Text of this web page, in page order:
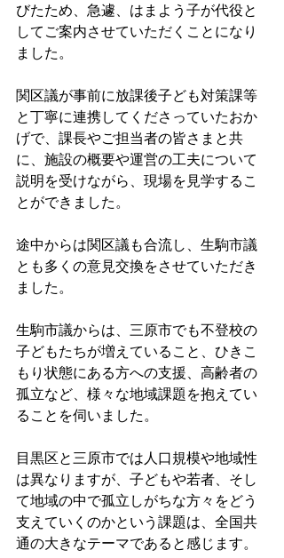
びたため、急遽、はまよう子が代役と
してご案内させていただくことになり
ました。
関区議が事前に放課後子ども対策課等
と丁寧に連携してくださっていたおか
げで、課長やご担当者の皆さまと共
に、施設の概要や運営の工夫について
説明を受けながら、現場を見学するこ
とができました。
途中からは関区議も合流し、生駒市議
とも多くの意見交換をさせていただき
ました。
生駒市議からは、三原市でも不登校の
子どもたちが増えていること、ひきこ
もり状態にある方への支援、高齢者の
孤立など、様々な地域課題を抱えてい
ることを伺いました。
目黒区と三原市では人口規模や地域性
は異なりますが、子どもや若者、そし
て地域の中で孤立しがちな方々をどう
支えていくのかという課題は、全国共
通の大きなテーマであると感じます。